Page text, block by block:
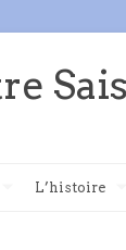
L’histoire